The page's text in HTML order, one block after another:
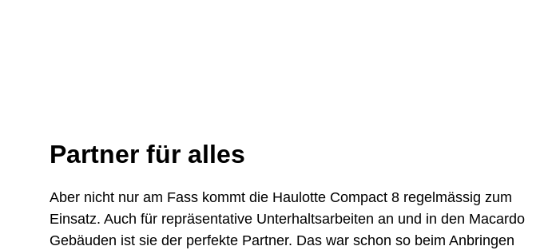
Partner für alles
Aber nicht nur am Fass kommt die Haulotte Compact 8 regelmässig zum
Einsatz. Auch für repräsentative Unterhaltsarbeiten an und in den Macardo
Gebäuden ist sie der perfekte Partner. Das war schon so beim Anbringen